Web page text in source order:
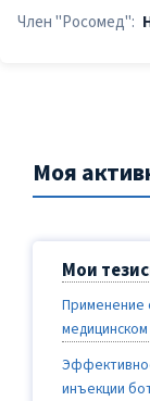
Член "Росомед":
Моя
Мои
Применение
инъекции